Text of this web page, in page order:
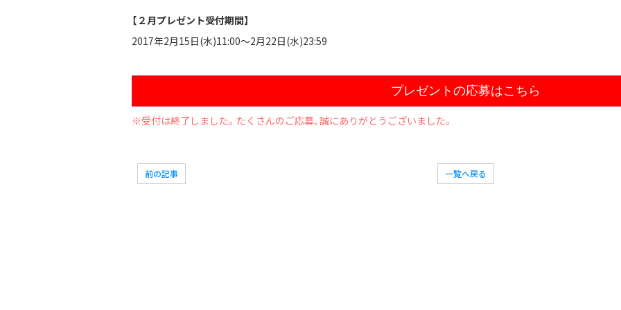
【２月プレゼント受付期間】
2017年2月15日(水)11:00〜2月22日(水)23:59
プレゼントの応募はこちら
※受付は終了しました。たくさんのご応募、誠にありがとうございました。
一覧へ戻る
前の記事